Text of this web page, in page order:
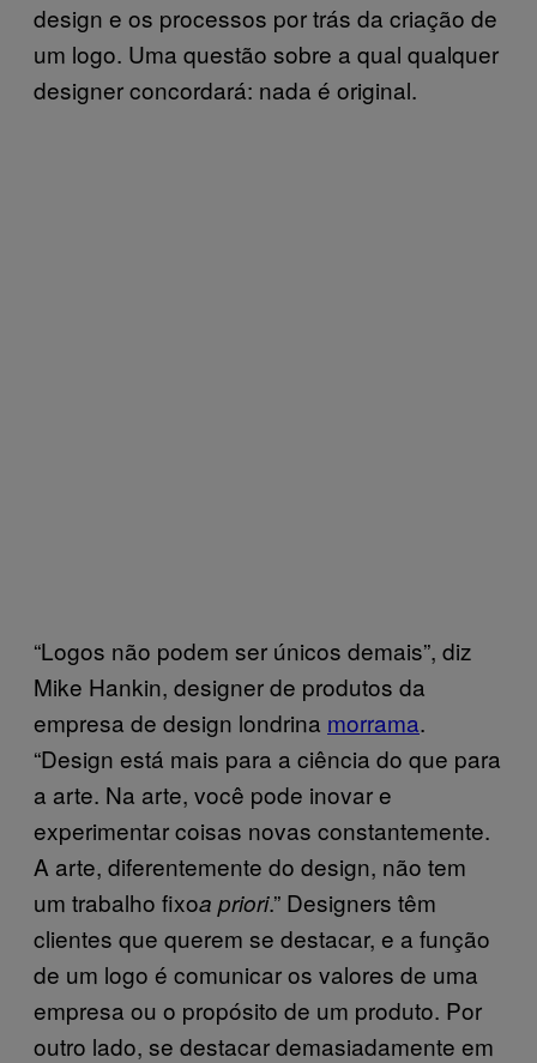
design e os processos por trás da criação de
um logo. Uma questão sobre a qual qualquer
designer concordará: nada é original.
“Logos não podem ser únicos demais”, diz
Mike Hankin, designer de produtos da
empresa de design londrina morrama.
“Design está mais para a ciência do que para
a arte. Na arte, você pode inovar e
experimentar coisas novas constantemente.
A arte, diferentemente do design, não tem
um trabalho fixoa priori.” Designers têm
clientes que querem se destacar, e a função
de um logo é comunicar os valores de uma
empresa ou o propósito de um produto. Por
outro lado, se destacar demasiadamente em